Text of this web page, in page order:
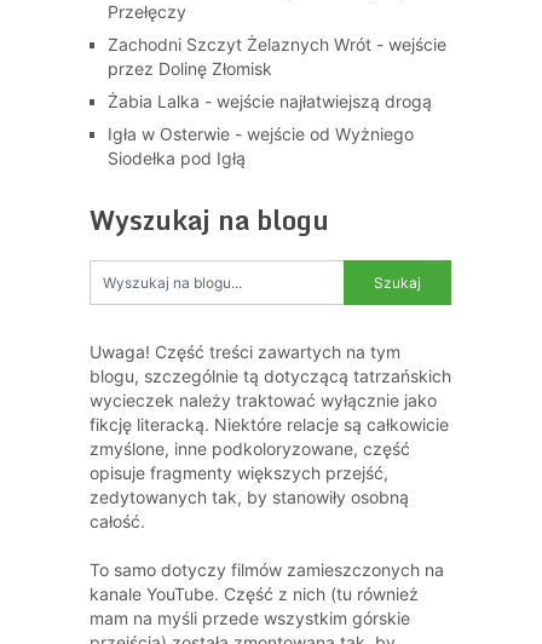
Przełęczy
Zachodni Szczyt Żelaznych Wrót - wejście
przez Dolinę Złomisk
Żabia Lalka - wejście najłatwiejszą drogą
Igła w Osterwie - wejście od Wyżniego
Siodełka pod Igłą
Wyszukaj na blogu
Uwaga! Część treści zawartych na tym
blogu, szczególnie tą dotyczącą tatrzańskich
wycieczek należy traktować wyłącznie jako
fikcję literacką. Niektóre relacje są całkowicie
zmyślone, inne podkoloryzowane, część
opisuje fragmenty większych przejść,
zedytowanych tak, by stanowiły osobną
całość.
To samo dotyczy filmów zamieszczonych na
kanale YouTube. Część z nich (tu również
mam na myśli przede wszystkim górskie